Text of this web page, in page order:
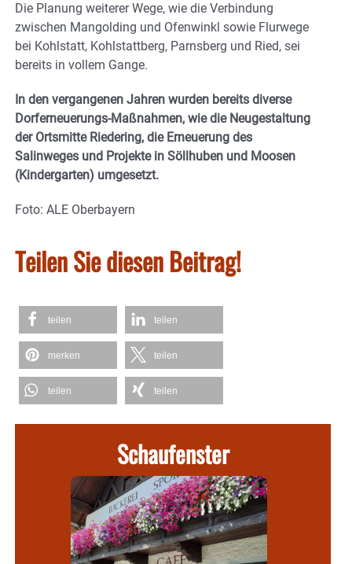
Die Planung weiterer Wege, wie die Verbindung
zwischen Mangolding und Ofenwinkl sowie Flurwege
bei Kohlstatt, Kohlstattberg, Parnsberg und Ried, sei
bereits in vollem Gange.
In den vergangenen Jahren wurden bereits diverse
Dorferneuerungs-Maßnahmen, wie die Neugestaltung
der Ortsmitte Riedering, die Erneuerung des
Salinweges und Projekte in Söllhuben und Moosen
(Kindergarten) umgesetzt.
Foto: ALE Oberbayern
Teilen Sie diesen Beitrag!
teilen teilen
merken teilen
teilen teilen
Schaufenster